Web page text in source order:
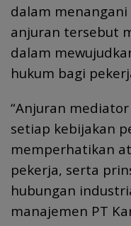
dalam
anjuran tersebut
dalam
hukum bagi
“Anjuran
setiap kebijakan
memperhatikan
pekerja, serta
hubungan
manajemen PT